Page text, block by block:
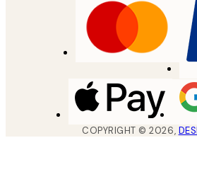
COPYRIGHT ©2026,